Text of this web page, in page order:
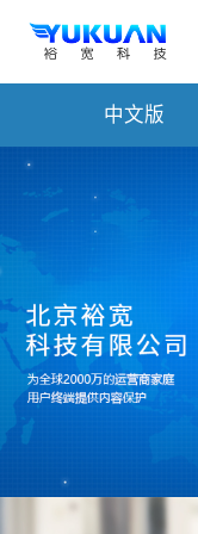
中文版